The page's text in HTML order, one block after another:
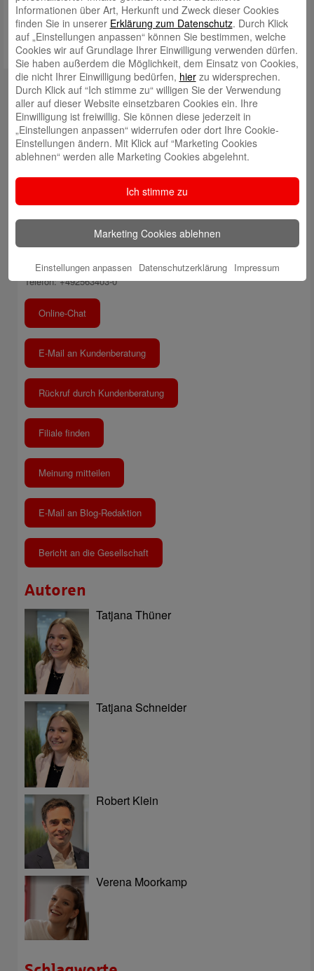
Internetfiliale
Facebook
YouTube
LinkedIn
Instagram
Telefon: +492563403-0
Online-Chat
E-Mail an Kundenberatung
Rückruf durch Kundenberatung
Filiale finden
Meinung mitteilen
E-Mail an Blog-Redaktion
Bericht an die Gesellschaft
Autoren
Tatjana Thüner
Tatjana Schneider
Robert Klein
Verena Moorkamp
Informationen über Art, Herkunft und Zweck dieser Cookies
finden Sie in unserer Erklärung zum Datenschutz. Durch Klick
auf „Einstellungen anpassen“ können Sie bestimmen, welche
Cookies wir auf Grundlage Ihrer Einwilligung verwenden dürfen.
Sie haben außerdem die Möglichkeit, dem Einsatz von Cookies,
die nicht Ihrer Einwilligung bedürfen, hierzu widersprechen.
Durch Klick auf “Ich stimme zu“ willigen Sie der Verwendung
aller auf dieser Website einsetzbaren Cookies ein. Ihre
Einwilligung ist freiwillig. Sie können diese jederzeit in
„Einstellungen anpassen“ widerrufen oder dort Ihre Cookie-
Einstellungen ändern. Mit Klick auf “Marketing Cookies
ablehnen“ werden alle Marketing Cookies abgelehnt.
Ich stimme zu
Marketing Cookies ablehnen
Einstellungen anpassen Datenschutzerklärung Impressum